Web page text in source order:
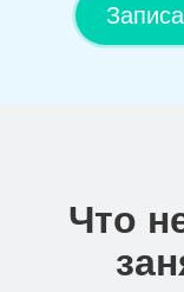
Что